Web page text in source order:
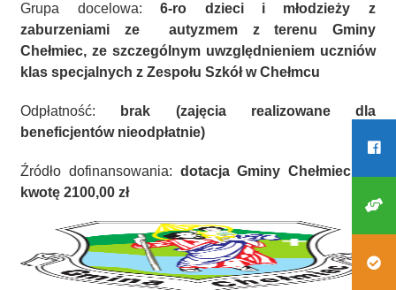
Grupa docelowa:6-ro dzieci i młodzieży z
zaburzeniami ze autyzmem z terenu Gminy
Chełmiec, ze szczególnym uwzględnieniem uczniów
klas specjalnych z Zespołu Szkół w Chełmcu
Odpłatność:
brak (zajęcia realizowane dla
beneficjentów nieodpłatnie)
Źródło dofinansowania: dotacja Gminy Chełmiec na
kwotę 2100,00 zł